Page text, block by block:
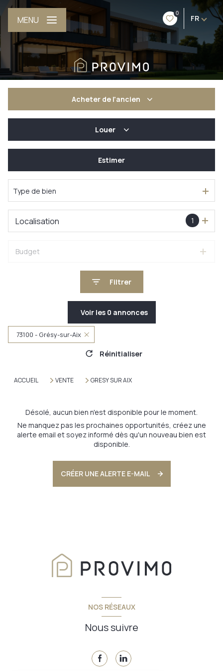
0
FR
MENU
Acheter de l'ancien
De l'immo pro
Louer
De l'immo pro
Estimer
Type de bien
1
Localisation
Budget
Filtrer
Voir les 0 annonces
73100 - Grésy-sur-Aix
Réinitialiser
ACCUEIL VENTE GRESY SUR AIX
Désolé, aucun bien n'est disponible pour le moment.
Ne manquez pas les prochaines opportunités, créez une
alerte email et soyez informé dès qu'un nouveau bien est
disponible.
CRÉER UNE ALERTE E-MAIL
NOS RÉSEAUX
Nous suivre